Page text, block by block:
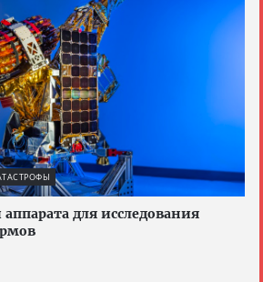
аппарата для исследования